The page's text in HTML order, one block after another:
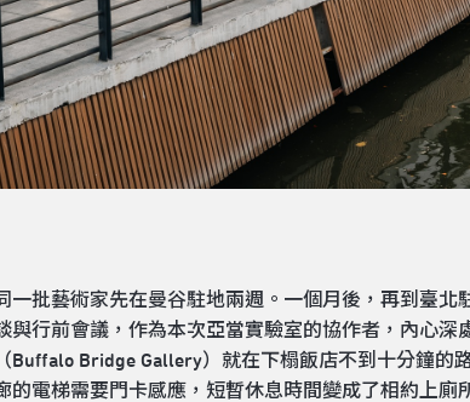
批藝術家先在曼谷駐地兩週。一個月後，再到臺北
行前會議，作為本次亞當實驗室的協作者，內心深
Bridge Gallery）就在下榻飯店不到十分鐘的
電梯需要門卡感應，短暫休息時間變成了相約上廁